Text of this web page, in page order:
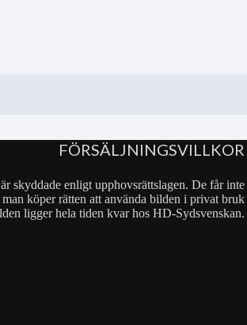
FÖRSÄLJNINGSVILLKOR
skyddade enligt upphovsrättslagen. De får inte
köper rätten att använda bilden i privat bruk
ligger hela tiden kvar hos HD-Sydsvenskan.